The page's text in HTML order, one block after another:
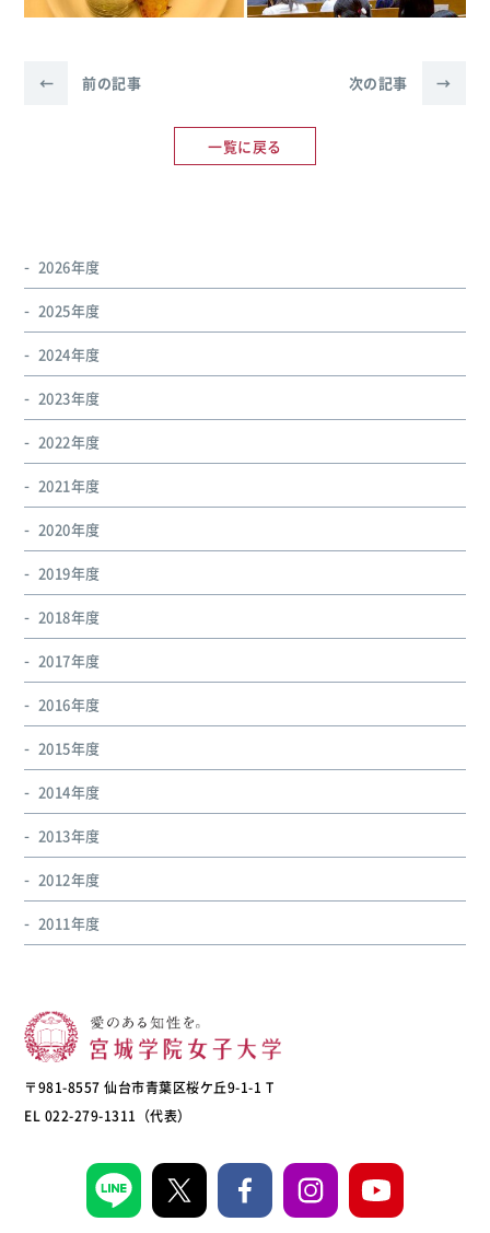
← 前の記事
一覧に戻る
次の記事 →
2026年度
2025年度
2024年度
2023年度
2022年度
2021年度
2020年度
2019年度
2018年度
2017年度
2016年度
2015年度
2014年度
2013年度
2012年度
2011年度
〒981-8557 仙台市青葉区桜ケ丘9-1-1 T
EL 022-279-1311（代表）